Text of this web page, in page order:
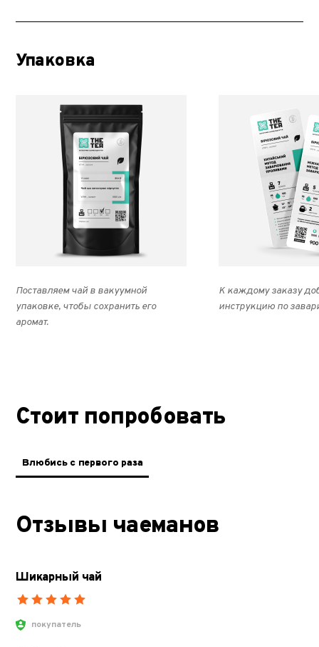
Упаковка
Поставляем чай в вакуумной
упаковке, чтобы сохранить его
аромат.
К каждому заказу
инструкцию по
Стоит попробовать
Влюбись с первого раза
Отзывы чаеманов
Шикарный чай
покупатель